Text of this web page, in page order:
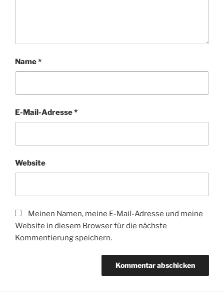
Name*
E-Mail-Adresse*
Website
Meinen Namen, meine E-Mail-Adresse und meine
Website in diesem Browser für die nächste
Kommentierung speichern.